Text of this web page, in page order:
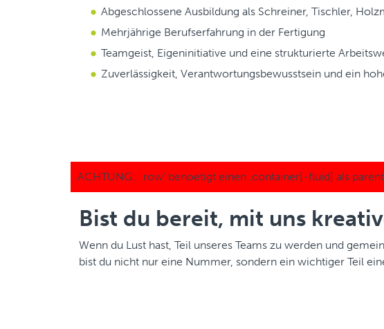
Abgeschlossene Ausbildung als Schreiner, Tischler,
Mehrjährige Berufserfahrung in der Fertigung
Teamgeist, Eigeninitiative und eine strukturierte
Zuverlässigkeit, Verantwortungsbewusstsein und ein
Bist du bereit, mit uns
Wenn du Lust hast, Teil unseres Teams zu werden und
bist du nicht nur eine Nummer, sondern ein wichtiger Teil